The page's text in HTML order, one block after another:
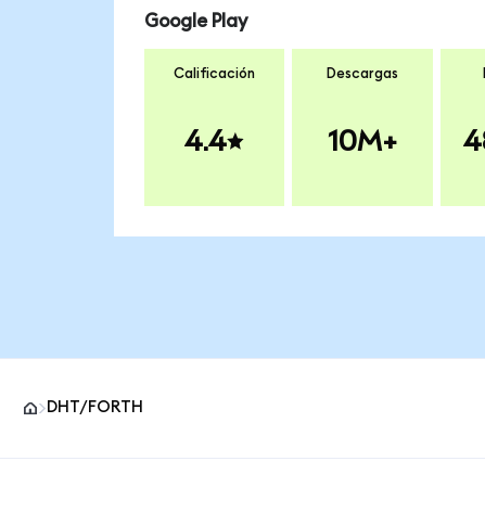
Google Play
Calificación
4.4
Descargas
10M+
DHT/FORTH